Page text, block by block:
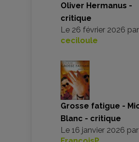
Oliver Hermanus -
critique
Le 26 février 2026 par
ceciloule
Grosse fatigue -
Blanc - critique
Le 16 janvier 2026 par